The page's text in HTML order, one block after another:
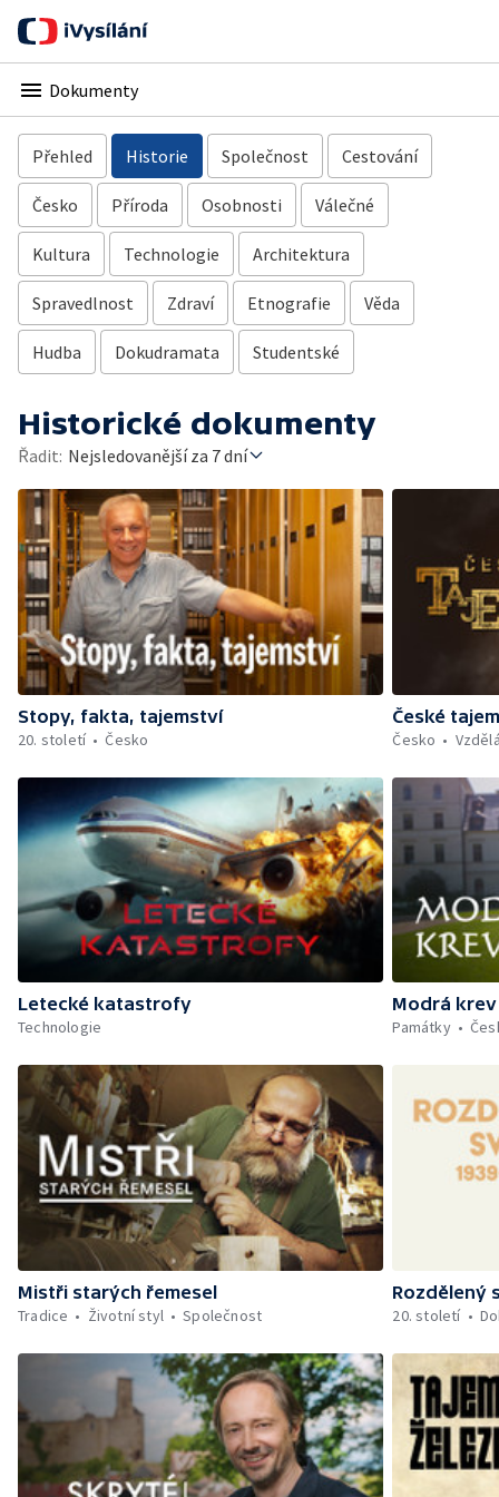
Dokumenty
Přehled Historie Společnost Cestování
Česko Příroda Osobnosti Válečné
Kultura Technologie Architektura
Spravedlnost Zdraví Etnografie Věda
Hudba Dokudramata Studentské
Historické dokumenty
Řadit: Nejsledovanější za 7 dní
Stopy, fakta, tajemství
20. století
Česko
České
Česko
Letecké katastrofy
Technologie
Modrá krev
Památky
Mistři starých řemesel
Tradice
Životní styl Společnost
Rozdělený
20. století